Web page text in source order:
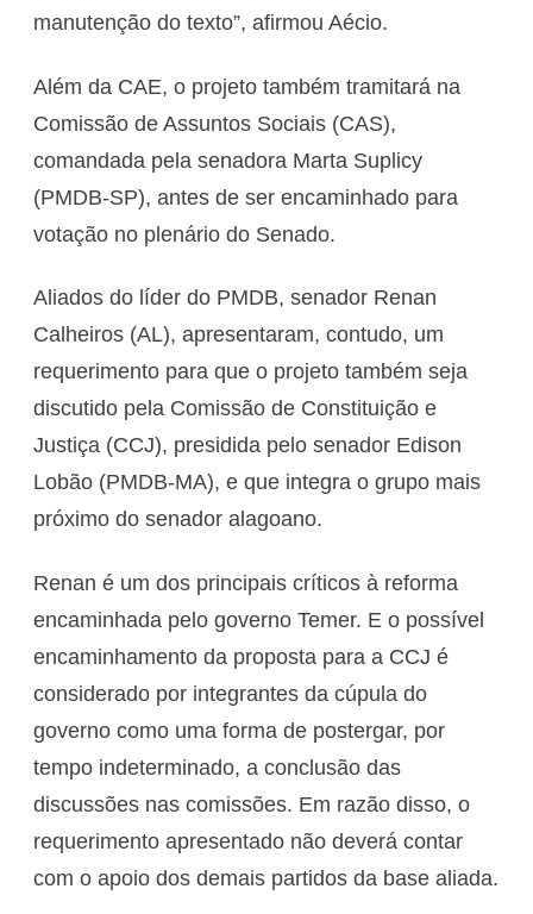
manutenção do texto”, afirmou Aécio.
Além da CAE, o projeto também tramitará na
Comissão de Assuntos Sociais (CAS),
comandada pela senadora Marta Suplicy
(PMDB-SP), antes de ser encaminhado para
votação no plenário do Senado.
Aliados do líder do PMDB, senador Renan
Calheiros (AL), apresentaram, contudo, um
requerimento para que o projeto também seja
discutido pela Comissão de Constituição e
Justiça (CCJ), presidida pelo senador Edison
Lobão (PMDB-MA), e que integra o grupo mais
próximo do senador alagoano.
Renan é um dos principais críticos à reforma
encaminhada pelo governo Temer. E o possível
encaminhamento da proposta para a CCJ é
considerado por integrantes da cúpula do
governo como uma forma de postergar, por
tempo indeterminado, a conclusão das
discussões nas comissões. Em razão disso, o
requerimento apresentado não deverá contar
com o apoio dos demais partidos da base aliada.